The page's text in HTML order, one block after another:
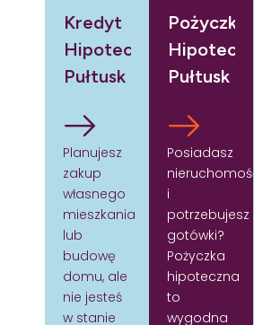
Kredyt
Hipoteczny
Pułtusk
Planujesz
zakup
własnego
mieszkania
lub
budowę
domu, ale
nie jesteś
w stanie
Pożyczka
Hipoteczna
Pułtusk
Posiadasz
nieruchomość
i
potrzebujesz
gotówki?
Pożyczka
hipoteczna
to
wygodna